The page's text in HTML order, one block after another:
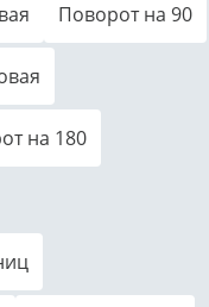
Поворот на 90
на 180